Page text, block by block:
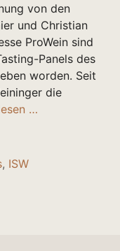
von den
und Christian
ProWein sind
Panels des
worden. Seit
die
…
, ISW